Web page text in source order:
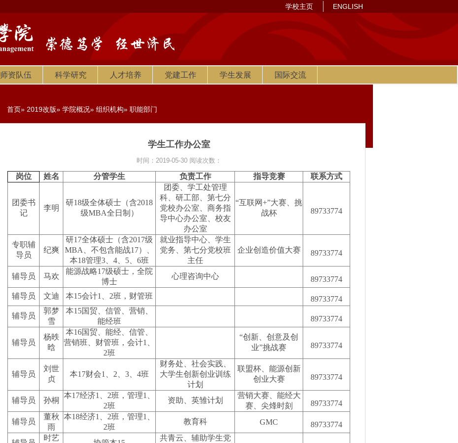
ENGLISH
学校主页
师资队伍 科学研究 人才培养 党建工作 学生发展 国际交流
首页» 2019改版» 学院概况» 组织机构» 职能部门
学生工作办公室
时间：2019-05-30 阅读次数：
岗位 姓名 分管学生 负责工作 指导竞赛 联系方式
团委书
记
李明
研18级全体硕士（含2018
级MBA全日制）
团委、学工处管理
科、研工部、第七分
党校办公室、商务指
导中心办公室、校友
办公室
“互联网+”大赛、挑
战杯
89733774
专职辅
导员
纪爽
研17全体硕士（含2017级
MBA、不包含能战17）、
本18管理3、4、5、6班
就业指导中心、学生
党务、第七分党校班
主任
企业创造价值大赛 89733774
辅导员 马欢
能源战略17级硕士，全院
博士
心理咨询中心
89733774
辅导员
文迪 本15会计1、2班，财管班
89733774
辅导员
郭梦
雪
本15国贸、信管、营销、
能经班
89733774
辅导员
杨昳
晗
本16国贸、能经、信管、
营销班、财管班，会计1、
2班
“创新、创意及创
业”挑战赛
89733774
辅导员
刘世
贞
本17财会1、2、3、4班
财务处、社会实践、
大学生创新创业训练
计划
联盟杯、能源创新
创业大赛
89733774
辅导员 孙桐
本17经济1、2班，管理1、
2班
资助、英雏计划
营销大赛、能经大
赛、尖烽时刻
89733774
辅导员
董秋
雨
本18经济1、2班，管理1、
2班
教育科 GMC 89733774
时艺
共青云、辅助学生党